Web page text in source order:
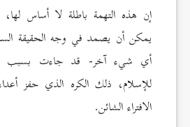
إن هذه التهمة باطلة لا أساس
يمكن أن يصمد في وجه الحقيقة
أي شيء آخر- قد جاءت بسبب
للإسلام، ذلك الكره الذي حفز
الافتراء الشائن.